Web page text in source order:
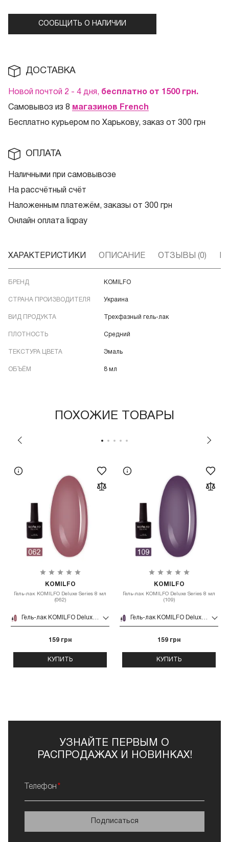
СООБЩИТЬ О НАЛИЧИИ
ДОСТАВКА
Новой почтой 2 - 4 дня, бесплатно от 1500 грн.
Самовывоз из 8 магазинов French
Бесплатно курьером по Харькову, заказ от 300 грн
ОПЛАТА
Наличными при самовывозе
На рассчётный счёт
Наложенным платежём, заказы от 300 грн
Онлайн оплата liqpay
ХАРАКТЕРИСТИКИ ОПИСАНИЕ ОТЗЫВЫ (0)
БРЕНД KOMILFO
СТРАНА ПРОИЗВОДИТЕЛЯ Украина
ВИД ПРОДУКТА Трехфазный гель-лак
ПЛОТНОСТЬ Средний
ТЕКСТУРА ЦВЕТА Эмаль
ОБЪЁМ 8 мл
ПОХОЖИЕ ТОВАРЫ
KOMILFO
Гель-лак KOMILFO Deluxe Series 8 мл
(062)
Гель-лак KOMILFO Deluxe Series 8 мл (062)
159 грн
КУПИТЬ
KOMILFO
Гель-лак KOMILFO Deluxe Series 8 мл
(109)
Гель-лак KOMILFO Deluxe Series 8 мл (109)
159 грн
КУПИТЬ
УЗНАЙТЕ ПЕРВЫМ О
РАСПРОДАЖАХ И НОВИНКАХ!
Телефон
Подписаться